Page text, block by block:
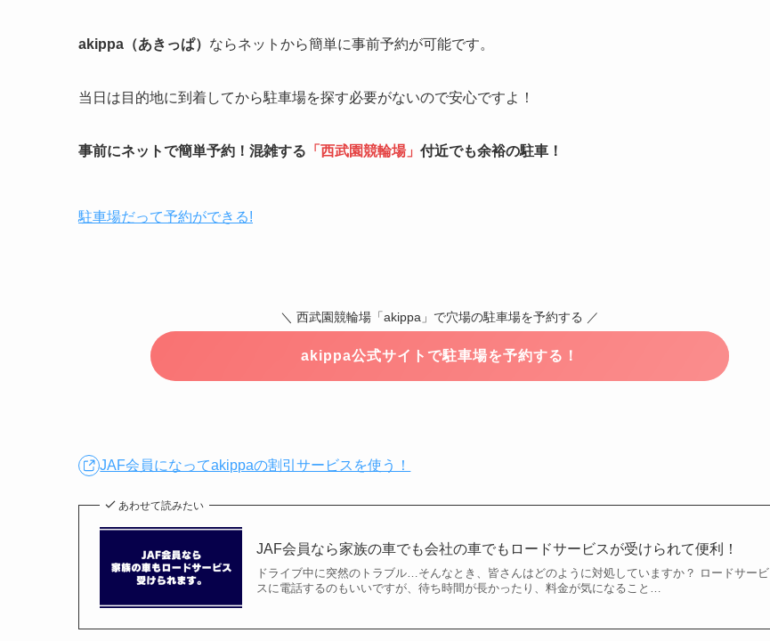
akippa（あきっぱ） ならネットから簡単に事前予約が可能です。
当日は目的地に到着してから駐車場を探す必要がないので安心ですよ！
事前にネットで簡単予約！混雑する 「 西武園競輪場」 付近でも余裕の駐車！
駐車場だって予約ができる!
＼ 西武園競輪場「akippa」で穴場の駐車場を予約する ／
akippa公式サイトで駐車場を予約する！
JAF会員になってakippaの割引サービスを使う！
あわせて読みたい
JAF会員なら家族の車でも会社の車でもロードサービスが受けられて便利！
ドライブ中に突然のトラブル…そんなとき、皆さんはどのように対処していますか？ ロードサービ
スに電話するのもいいですが、待ち時間が長かったり、料金が気になること…